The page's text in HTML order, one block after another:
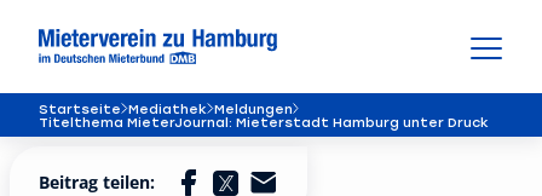
Startseite Mediathek Meldungen
Titelthema MieterJournal: Mieterstadt Hamburg unter Druck
Beitrag teilen: